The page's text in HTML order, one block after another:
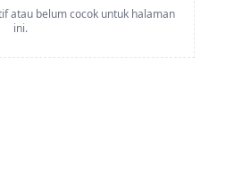
atau belum cocok untuk halaman
ini.